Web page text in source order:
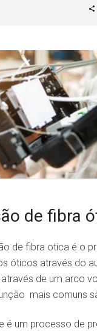
de fibra
de fibra otica é o
óticos através do
de um arco
mais comuns
é um processo de